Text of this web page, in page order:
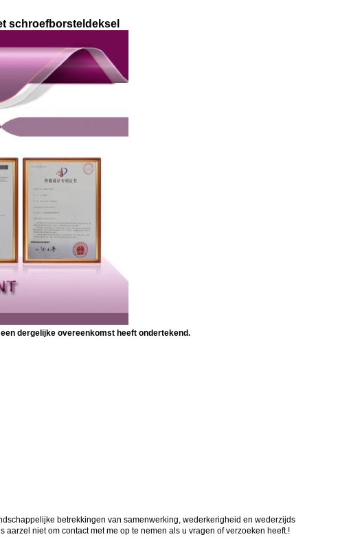
schroefborsteldeksel
dergelijke overeenkomst heeft ondertekend.
betrekkingen van samenwerking, wederkerigheid en wederzijds
niet om contact met me op te nemen als u vragen of verzoeken heeft.!